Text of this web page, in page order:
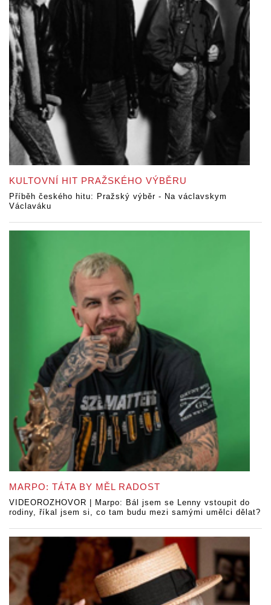
KULTOVNÍ HIT PRAŽSKÉHO VÝBĚRU
Příběh českého hitu: Pražský výběr - Na václavskym
Václaváku
MARPO: TÁTA BY MĚL RADOST
VIDEOROZHOVOR | Marpo: Bál jsem se Lenny vstoupit do
rodiny, říkal jsem si, co tam budu mezi samými umělci dělat?